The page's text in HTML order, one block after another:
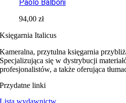
Paolo Balboni
94,00zł
Księgarnia Italicus
Kameralna, przytulna księgarnia
Specjalizująca się w dystrybucji
profesjonalistów, a także oferująca
Przydatne linki
Lista wydawnictw